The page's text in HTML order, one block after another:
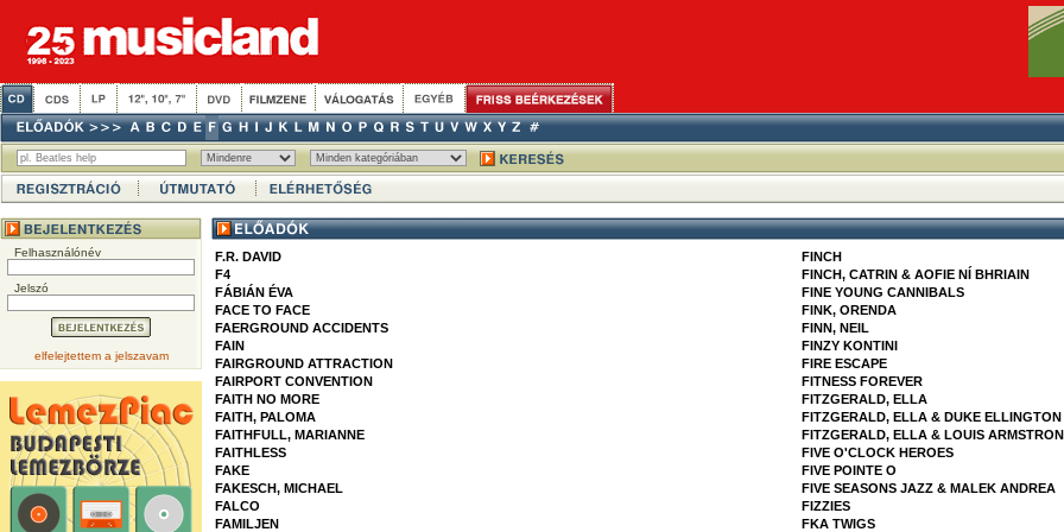
Felhasználónév
Jelszó
elfelejtettem a jelszavam
F.R. DAVID
F4
FÁBIÁN ÉVA
FACE TO FACE
FAERGROUND ACCIDENTS
FAIN
FAIRGROUND ATTRACTION
FAIRPORT CONVENTION
FAITH NO MORE
FAITH, PALOMA
FAITHFULL, MARIANNE
FAITHLESS
FAKE
FAKESCH, MICHAEL
FALCO
FAMILJEN
FINCH
FINCH, CATRIN & AOFIE NÍ BHRIAIN
FINE YOUNG CANNIBALS
FINK, ORENDA
FINN, NEIL
FINZY KONTINI
FIRE ESCAPE
FITNESS FOREVER
FITZGERALD, ELLA
FITZGERALD, ELLA & DUKE ELLINGTON
FITZGERALD, ELLA & LOUIS
FIVE O'CLOCK HEROES
FIVE POINTE O
FIVE SEASONS JAZZ & MALEK ANDREA
FIZZIES
FKA TWIGS